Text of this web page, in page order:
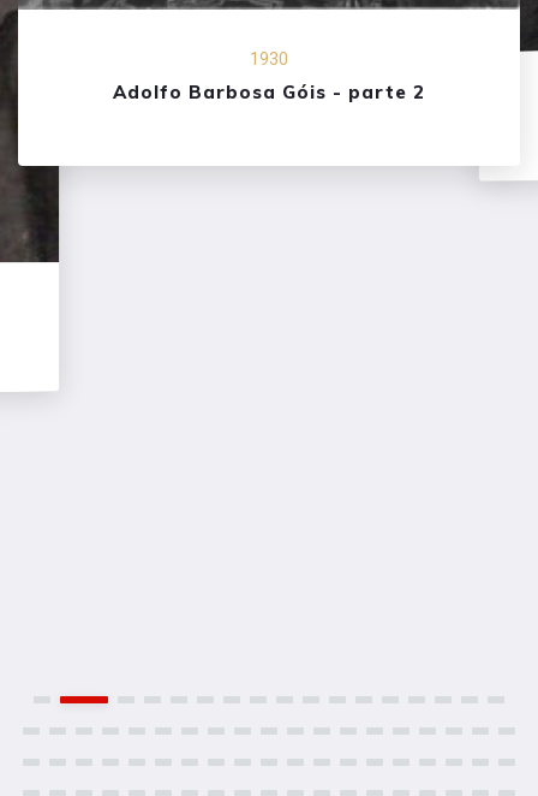
1930
Adolfo Barbosa Góis - parte 2